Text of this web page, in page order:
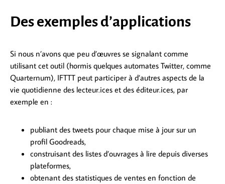
Des exemples d’applications
Si nous n’avons que peu d’œuvres se signalant comme
utilisant cet outil (hormis quelques automates Twitter, comme
Quarternum), IFTTT peut participer à d’autres aspects de la
vie quotidienne des lecteur.ices et des éditeur.ices, par
exemple en :
publiant des tweets pour chaque mise à jour sur un
profil Goodreads,
construisant des listes d’ouvrages à lire depuis diverses
plateformes,
obtenant des statistiques de ventes en fonction de